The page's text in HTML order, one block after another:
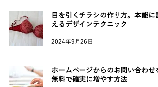
目を引くチラシの作り方。本能に訴
えるデザインテクニック
2024年9月26日
ホームページからのお問い合わせを
無料で確実に増やす方法